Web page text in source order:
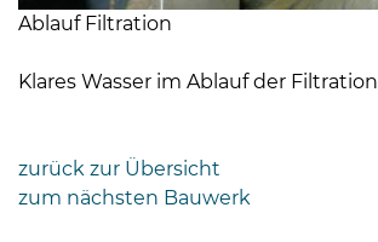
Ablauf Filtration
Klares Wasser im Ablauf der Filtration
zurück zur Übersicht
zum nächsten Bauwerk